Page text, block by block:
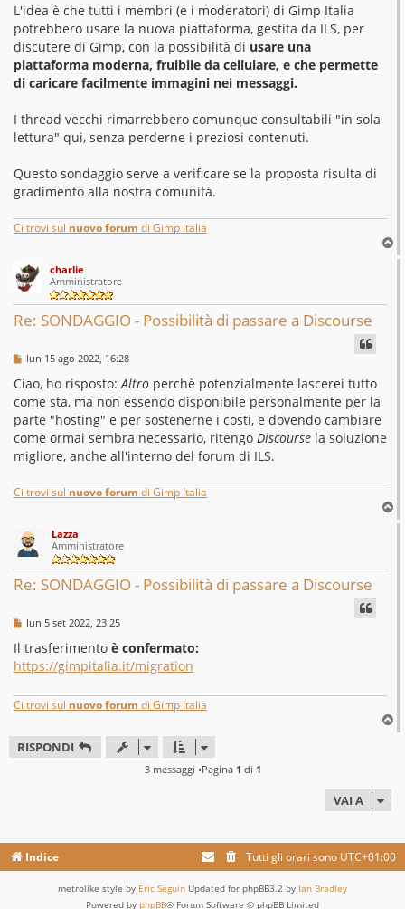
L'idea è che tutti i membri (e i moderatori) di Gimp Italia
potrebbero usare la nuova piattaforma, gestita da ILS, per
discutere di Gimp, con la possibilità di usare una
piattaforma moderna, fruibile da cellulare, e che permette
di caricare facilmente immagini nei messaggi.
I thread vecchi rimarrebbero comunque consultabili "in sola
lettura" qui, senza perderne i preziosi contenuti.
Questo sondaggio serve a verificare se la proposta risulta di
gradimento alla nostra comunità.
Ci trovi sul nuovo forum di Gimp Italia
o
charlie
Amministratore
Re: SONDAGGIO - Possibilità di passare a Discourse
M
s
s
a
g
g
i
o
lun 15 ago 2022, 16:28
Ciao, ho risposto:Altro perchè potenzialmente lascerei tutto
come sta, ma non essendo disponibile personalmente per la
parte "hosting" e per sostenerne i costi, e dovendo cambiare
come ormai sembra necessario, ritengo Discourse la soluzione
migliore, anche all'interno del forum di ILS.
Ci trovi sul nuovo forum di Gimp Italia
o
Lazza
Amministratore
Re: SONDAGGIO - Possibilità di passare a Discourse
M
s
s
a
g
lun 5 set 2022, 23:25
Il trasferimento è confermato:
https://gimpitalia.it/migration
Ci trovi sul nuovo forum di Gimp Italia
o
RISPONDI
3 messaggi •Pagina 1 di 1
VAI A
Indice Tutti gli orari sono UTC+01:00
metrolike style by Eric Seguin Updated for phpBB3.2 by Ian Bradley
Powered by phpBB® Forum Software © phpBB Limited